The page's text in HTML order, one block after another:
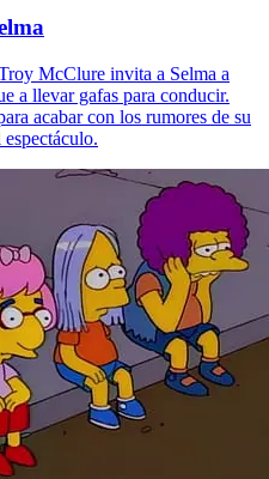
McClure invita a Selma a
a llevar gafas para conducir.
acabar con los rumores de su